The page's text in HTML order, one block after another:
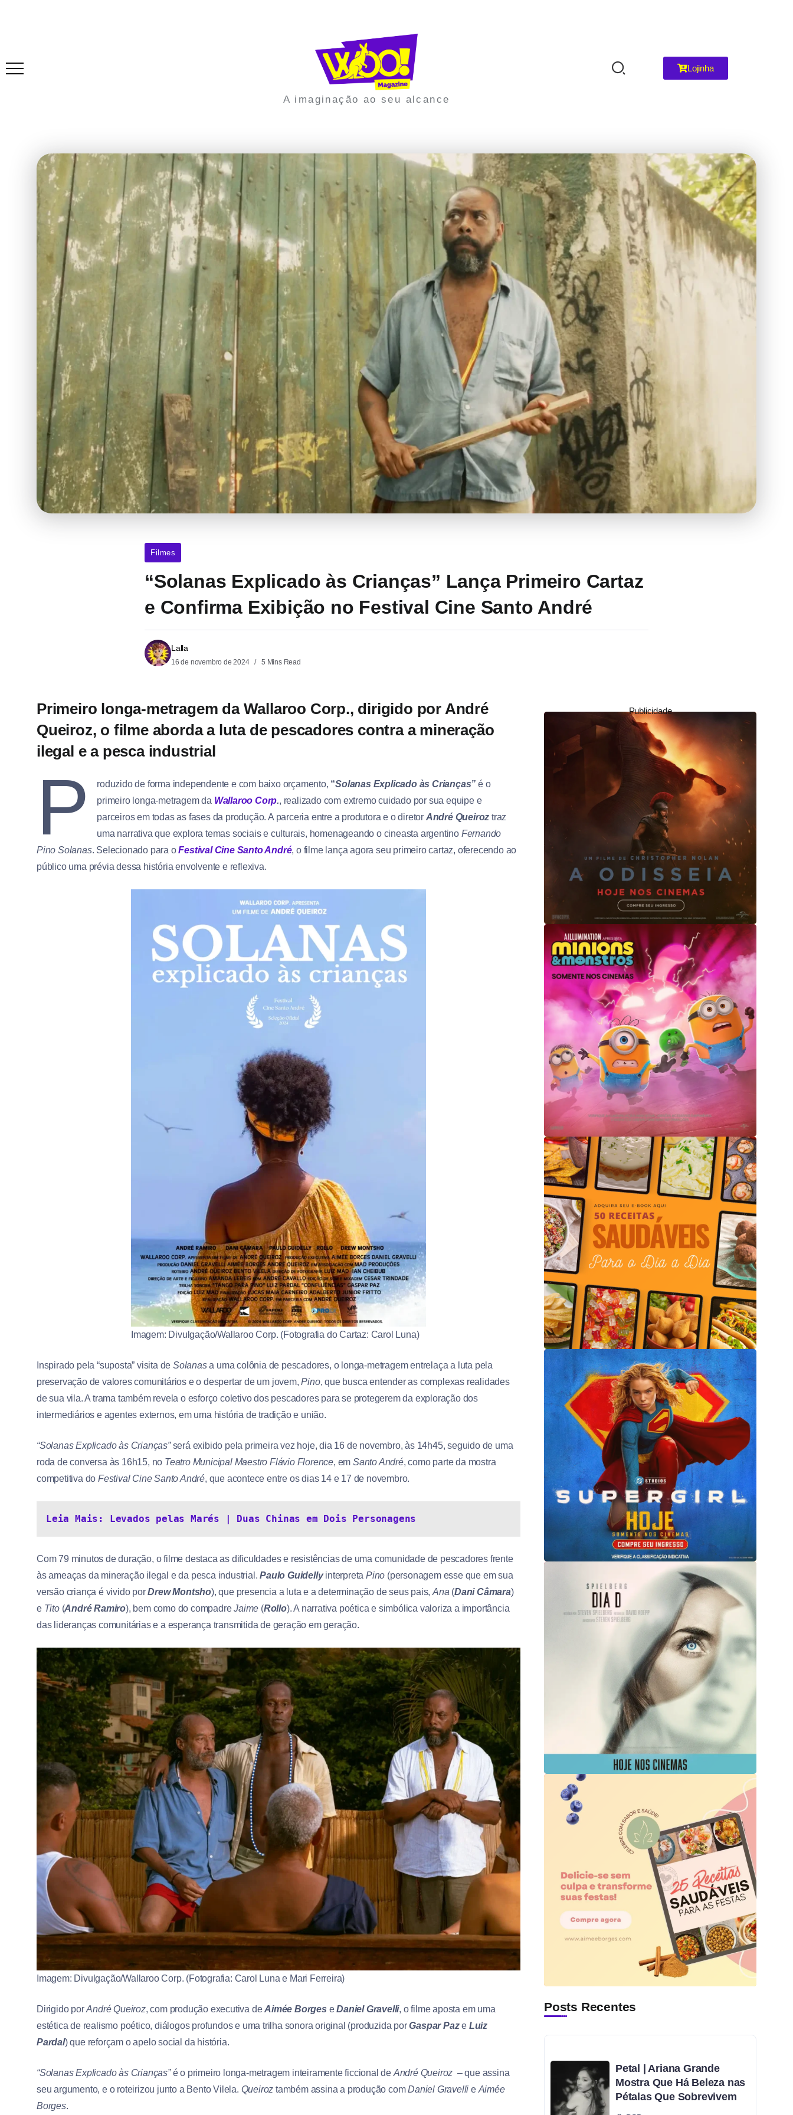
A imaginação ao seu alcance
Lojinha
Filmes
“Solanas Explicado às Crianças” Lança Primeiro Cartaz
e Confirma Exibição no Festival Cine Santo André
Lalla
16 de novembro de 2024 5 Mins Read
Primeiro longa-metragem da Wallaroo Corp., dirigido por André
Queiroz, o filme aborda a luta de pescadores contra a mineração
ilegal e a pesca industrial
P roduzido de forma independente e com baixo orçamento, “Solanas Explicado às Crianças” é o
primeiro longa-metragem da Wallaroo Corp., realizado com extremo cuidado por sua equipe e
parceiros em todas as fases da produção. A parceria entre a produtora e o diretor André Queiroz traz
uma narrativa que explora temas sociais e culturais, homenageando o cineasta argentino Fernando
Pino Solanas. Selecionado para oFestival Cine Santo André, o filme lança agora seu primeiro cartaz, oferecendo ao
público uma prévia dessa história envolvente e reflexiva.
Imagem: Divulgação/Wallaroo Corp. (Fotografia do Cartaz: Carol Luna)
Inspirado pela “suposta” visita de Solanasa uma colônia de pescadores, o longa-metragem entrelaça a luta pela
preservação de valores comunitários e o despertar de um jovem,Pino, que busca entender as complexas realidades
de sua vila. A trama também revela o esforço coletivo dos pescadores para se protegerem da exploração dos
intermediários e agentes externos, em uma história de tradição e união.
“Solanas Explicado às Crianças”será exibido pela primeira vez hoje, dia 16 de novembro, às 14h45, seguido de uma
roda de conversa às 16h15, no Teatro Municipal Maestro Flávio Florence, emSanto André, como parte da mostra
competitiva doFestival Cine Santo André, que acontece entre os dias 14 e 17 de novembro.
Leia Mais: Levados pelas Marés | Duas Chinas em Dois Personagens
Com 79 minutos de duração, o filme destaca as dificuldades e resistências de uma comunidade de pescadores frente
às ameaças da mineração ilegal e da pesca industrial.Paulo GuidellyinterpretaPino (personagem esse que em sua
versão criança é vivido porDrew Montsho), que presencia a luta e a determinação de seus pais,Ana (Dani Câmara)
e Tito(André Ramiro), bem como do compadreJaime (Rollo). A narrativa poética e simbólica valoriza a importância
das lideranças comunitárias e a esperança transmitida de geração em geração.
Imagem: Divulgação/Wallaroo Corp. (Fotografia: Carol Luna e Mari Ferreira)
Dirigido porAndré Queiroz, com produção executiva deAimée Borges eDaniel Gravelli, o filme aposta em uma
estética de realismo poético, diálogos profundos e uma trilha sonora original (produzida porGaspar Paze Luiz
Pardal) que reforçam o apelo social da história.
“Solanas Explicado às Crianças”é o primeiro longa-metragem inteiramente ficcional de André Queiroz – que assina
seu argumento, e o roteirizou junto a Bento Vilela. Queiroz também assina a produção comDaniel Gravelli e Aimée
Borges.
Publicidade
Posts Recentes
Petal | Ariana Grande
Mostra Que Há Beleza nas
Pétalas Que Sobrevivem